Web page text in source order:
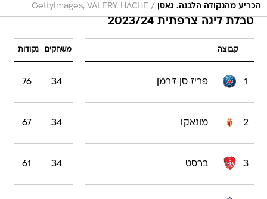
הכריע מהנקודה הלבנה. גאסן /
GettyImages, VALERY HACHE
טבלת ליגה צרפתית 2023/24
קבוצה משחקים נקודות
1 פריז סן ז'רמן 34
76
2 מונאקו 34
67
3 ברסט 34
61